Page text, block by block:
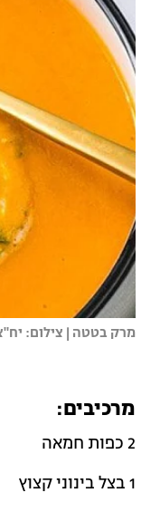
מרק בטטה | צילום:
מרכיבים:
2 כפות חמאה
1 בצל בינוני קצוץ